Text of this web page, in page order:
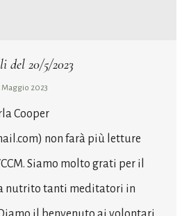
del 20/5/2023
Maggio 2023
Cooper
non farà più letture
Siamo molto grati per il
nutrito tanti meditatori in